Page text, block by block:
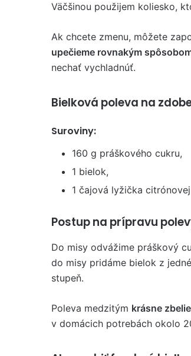
Väčšinou použijem koliesko,
Ak chcete zmenu, môžete
upečieme rovnakým
nechať vychladnúť.
Bielková poleva na
Suroviny:
160 g práškového cukru,
1 bielok,
1 čajová lyžička
Postup na prípravu
Do misy odvážime práškový
do misy pridáme bielok z
stupeň.
Poleva medzitým krásne
v domácich potrebách okolo